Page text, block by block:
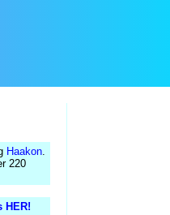
Haakon.
220
HER!